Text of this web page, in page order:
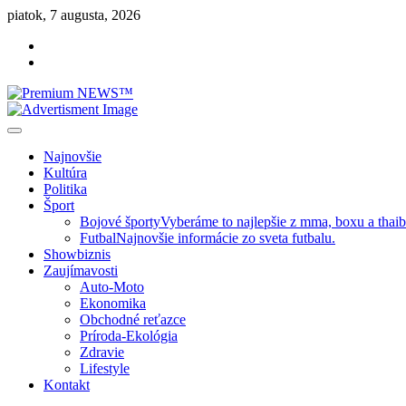
Skip
content
piatok, 7 augusta, 2026
Najnovšie
Kultúra
Politika
Šport
Bojové športyVyberáme to najlepšie z mma, boxu a
FutbalNajnovšie informácie zo sveta futbalu.
Showbiznis
Zaujímavosti
Auto-Moto
Ekonomika
Obchodné reťazce
Príroda-Ekológia
Zdravie
Lifestyle
Kontakt